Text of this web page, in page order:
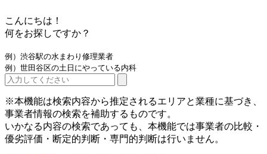
こんにちは！
何をお探しですか？
例）渋谷駅の水まわり修理業者
例）世田谷区の土日にやっている内科
※本機能は検索内容から推定されるエリアと業種に基づき、
事業者情報の検索を補助するものです。
いかなる内容の検索であっても、本機能では事業者の比較・
優劣評価・断定的判断・専門的判断は行いません。